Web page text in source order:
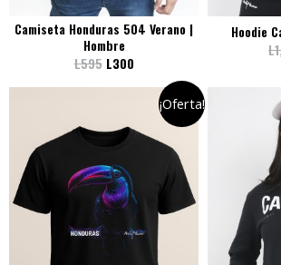
Camiseta Honduras 504 Verano |
Hombre
L595 L300
Hoodie
L
¡Oferta!